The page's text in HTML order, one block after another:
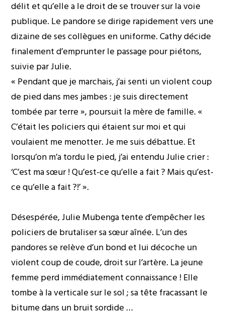
délit et qu’elle a le droit de se trouver sur la voie
publique. Le pandore se dirige rapidement vers une
dizaine de ses collègues en uniforme. Cathy décide
finalement d’emprunter le passage pour piétons,
suivie par Julie.
« Pendant que je marchais, j’ai senti un violent coup
de pied dans mes jambes : je suis directement
tombée par terre », poursuit la mère de famille. «
C’était les policiers qui étaient sur moi et qui
voulaient me menotter. Je me suis débattue. Et
lorsqu’on m’a tordu le pied, j’ai entendu Julie crier :
‘C’est ma sœur ! Qu’est-ce qu’elle a fait ? Mais qu’est-
ce qu’elle a fait ?!’ ».
Désespérée, Julie Mubenga tente d’empêcher les
policiers de brutaliser sa sœur aînée. L’un des
pandores se relève d’un bond et lui décoche un
violent coup de coude, droit sur l’artère. La jeune
femme perd immédiatement connaissance ! Elle
tombe à la verticale sur le sol ; sa tête fracassant le
bitume dans un bruit sordide …